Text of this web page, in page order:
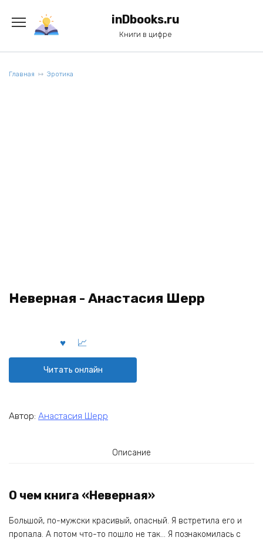
содержанию
inDbooks.ru
Книги в цифре
Главная Эротика
Неверная - Анастасия Шерр
Читать онлайн
Автор: Анастасия Шерр
Описание
О чем книга «Неверная»
Большой, по-мужски красивый, опасный. Я встретила его и
пропала. А потом что-то пошло не так… Я познакомилась с